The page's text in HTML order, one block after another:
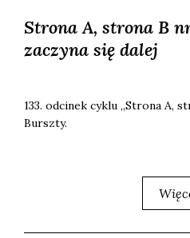
Strona A, strona B
zaczyna się dalej
133. odci­nek cyklu „Stro­na A,
Bursz­ty.